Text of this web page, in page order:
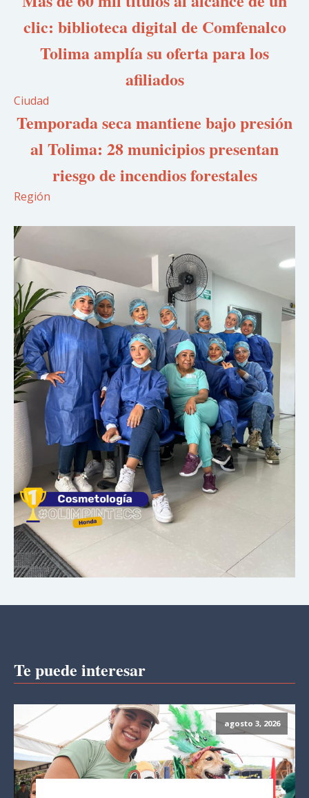
clic: biblioteca digital de Comfenalco
Tolima amplía su oferta para los
afiliados
Ciudad
Temporada seca mantiene bajo presión
al Tolima: 28 municipios presentan
riesgo de incendios forestales
Región
Te puede interesar
agosto 3, 2026